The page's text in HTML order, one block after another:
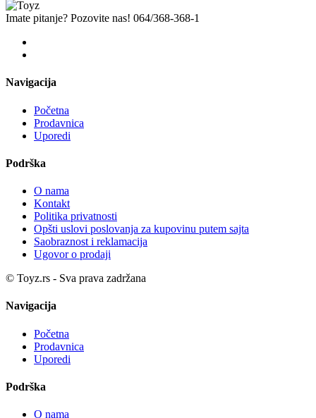
Imate pitanje? Pozovite nas! 064/368-368-1
Navigacija
Početna
Prodavnica
Uporedi
Podrška
O nama
Kontakt
Politika privatnosti
Opšti uslovi poslovanja za kupovinu putem sajta
Saobraznost i reklamacija
Ugovor o prodaji
© Toyz.rs - Sva prava zadržana
Navigacija
Početna
Prodavnica
Uporedi
Podrška
O nama